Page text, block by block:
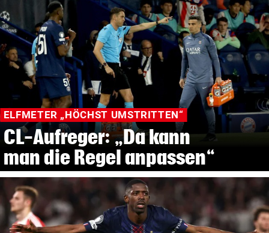
ELFMETER „HÖCHST UMSTRITTEN“
CL-Aufreger: „Da kann
man die Regel anpassen“